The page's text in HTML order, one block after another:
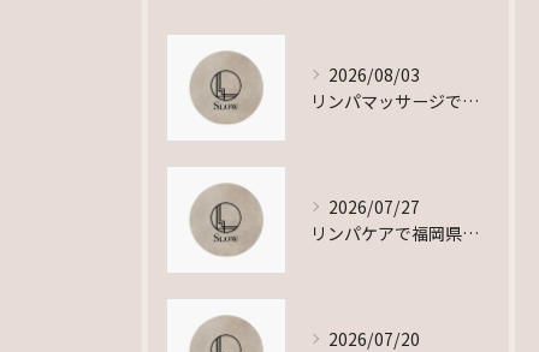
2026/08/03
リンパマッサージで効果なしと言われる理由と本当に変化を感じる人の特徴を徹底解説
2026/07/27
リンパケアで福岡県福岡市早良区と北九州市戸畑区の肩こりやむくみを根本改善する方法
2026/07/20